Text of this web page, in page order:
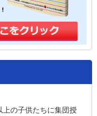
上の子供たちに集団授